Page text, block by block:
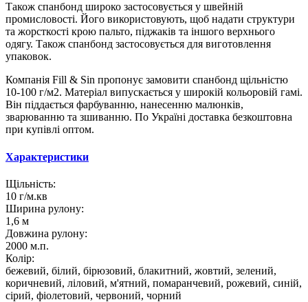
Також спанбонд широко застосовується у швейній
промисловості. Його використовують, щоб надати структури
та жорсткості крою пальто, піджаків та іншого верхнього
одягу. Також спанбонд застосовується для виготовлення
упаковок.
Компанія Fill & Sin пропонує замовити спанбонд щільністю
10-100 г/м2. Матеріал випускається у широкій кольоровій гамі.
Він піддається фарбуванню, нанесенню малюнків,
зварюванню та зшиванню. По Україні доставка безкоштовна
при купівлі оптом.
Характеристики
Щільність:
10 г/м.кв
Ширина рулону:
1,6 м
Довжина рулону:
2000 м.п.
Колір:
бежевий, білий, бірюзовий, блакитний, жовтий, зелений,
коричневий, ліловий, м'ятний, помаранчевий, рожевий, синій,
сірий, фіолетовий, червоний, чорний